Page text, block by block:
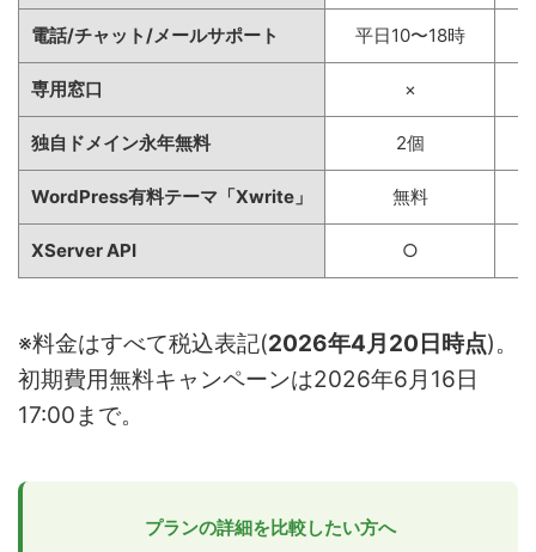
電話/チャット/メールサポート 平日10〜18時
専用窓口 ×
独自ドメイン永年無料 2個
WordPress有料テーマ「Xwrite」 無料
XServer API ○
※料金はすべて税込表記(2026年4月20日時点)。
初期費用無料キャンペーンは2026年6月16日
17:00まで。
プランの詳細を比較したい方へ